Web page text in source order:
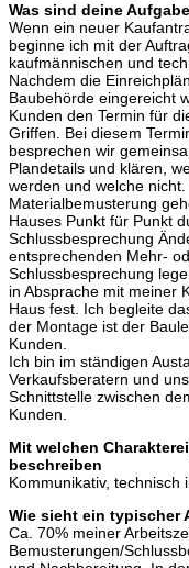
Was sind deine
Wenn ein neuer
beginne ich mit der
kaufmännischen und
Nachdem die
Baubehörde eingereicht
Kunden den Termin für
Griffen. Bei diesem
besprechen wir
Plandetails und klären,
werden und welche
Materialbemusterung
Hauses Punkt für Punkt
Schlussbesprechung
entsprechenden Mehr-
Schlussbesprechung
in Absprache mit meiner
Haus fest. Ich begleite
der Montage ist der
Kunden.
Ich bin im ständigen
Verkaufsberatern und
Schnittstelle zwischen
Kunden.
Mit welchen
beschreiben
Kommunikativ, technisch
Wie sieht ein typischer
Ca. 70% meiner
Bemusterungen/